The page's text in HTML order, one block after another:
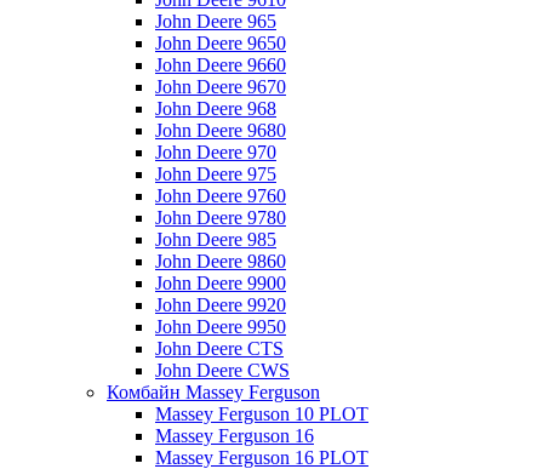
John Deere 965
John Deere 9650
John Deere 9660
John Deere 9670
John Deere 968
John Deere 9680
John Deere 970
John Deere 975
John Deere 9760
John Deere 9780
John Deere 985
John Deere 9860
John Deere 9900
John Deere 9920
John Deere 9950
John Deere CTS
John Deere CWS
Комбайн Massey Ferguson
Massey Ferguson 10 PLOT
Massey Ferguson 16
Massey Ferguson 16 PLOT